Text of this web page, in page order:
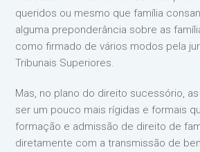
queridos ou mesmo que família
alguma preponderância sobre as
como firmado de vários modos pela
Tribunais Superiores.
Mas, no plano do direito sucessório,
ser um pouco mais rígidas e formais
formação e admissão de direito de
diretamente com a transmissão de